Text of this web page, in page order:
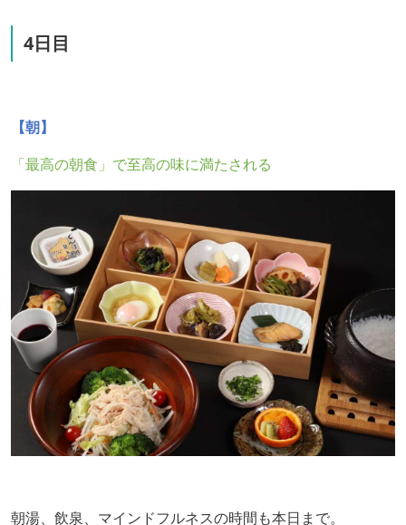
4日目
【朝】
「最高の朝食」で至高の味に満たされる
朝湯、飲泉、マインドフルネスの時間も本日まで。